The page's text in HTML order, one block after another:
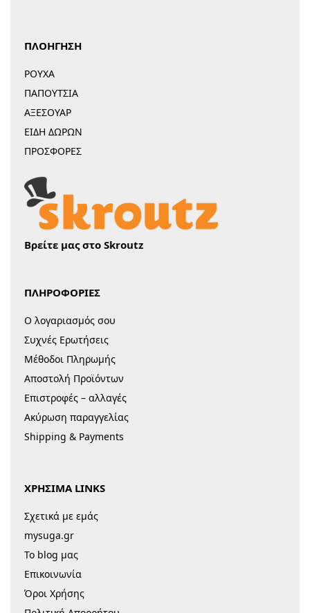
ΠΛΟΗΓΗΣΗ
ΡΟΥΧΑ
ΠΑΠΟΥΤΣΙΑ
ΑΞΕΣΟΥΑΡ
ΕΙΔΗ ΔΩΡΩΝ
ΠΡΟΣΦΟΡΕΣ
Βρείτε μας στο Skroutz
ΠΛΗΡΟΦΟΡΙΕΣ
Ο λογαριασμός σου
Συχνές Ερωτήσεις
Μέθοδοι Πληρωμής
Αποστολή Προϊόντων
Επιστροφές – αλλαγές
Ακύρωση παραγγελίας
Shipping & Payments
ΧΡΗΣΙΜΑ LINKS
Σχετικά με εμάς
mysuga.gr
Το blog μας
Επικοινωνία
Όροι Χρήσης